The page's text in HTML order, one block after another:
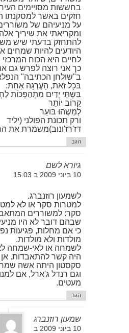
בחששות מסויימים
חזקים באשר למסקנתו
על מניעיהם של
ומקריאתי את שיריך
להתחזק בדעתי שיש
היודעים להיות שמחים
לחיים היא הכוח
כך אני רוצה לפרש גם
ב"שולחן הכתיבה"
בּכָל זֹאת, הָעֶרְגָה אַחַת:
בִּשְתֵּי יָדַיִם מִתְהַפְּכוֹת
קָרוֹב יוֹתֵר
לְמַשֶהוּ בּוֹעֵר
ורק תכונת הפולני (יליד
דז'רז'ונוב)משמרת את
הגב
גיורא לשם
10 ביוני 2009 ב 15:03
לשמעון רוזנברג.
למטרות סקר או לא
סקר: למשוררים
שבהם דובר לא היו
כי אם מחלות, פגיעות
מולדות ולא מולדות.
לשמחה או לאי-שמחה
היה קשר להתאבדות. אן
סקסטון היתה אשה
וגם רנדל ג'ארל, אם
מעטים.
הגב
שמעון רוזנברג
10 ביוני 2009 ב